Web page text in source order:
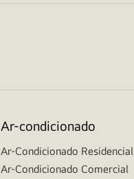
Ar-condicionado
Ar-Condicionado Residencial
Ar-Condicionado Comercial